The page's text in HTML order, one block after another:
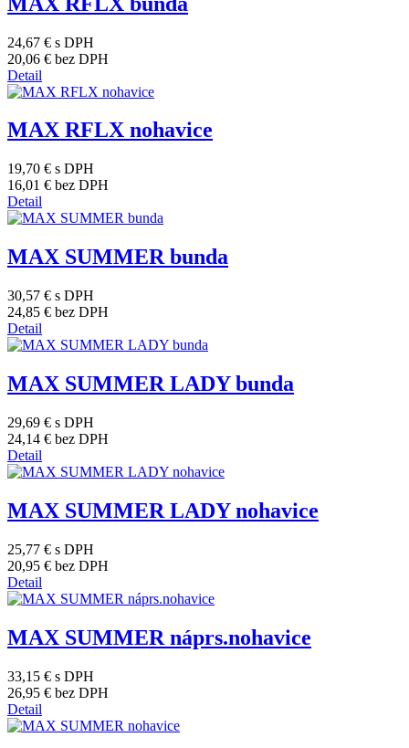
24,67 € s DPH
20,06 € bez DPH
Detail
MAX RFLX nohavice
19,70 € s DPH
16,01 € bez DPH
Detail
MAX SUMMER bunda
30,57 € s DPH
24,85 € bez DPH
Detail
MAX SUMMER LADY bunda
29,69 € s DPH
24,14 € bez DPH
Detail
MAX SUMMER LADY nohavice
25,77 € s DPH
20,95 € bez DPH
Detail
MAX SUMMER náprs.nohavice
33,15 € s DPH
26,95 € bez DPH
Detail